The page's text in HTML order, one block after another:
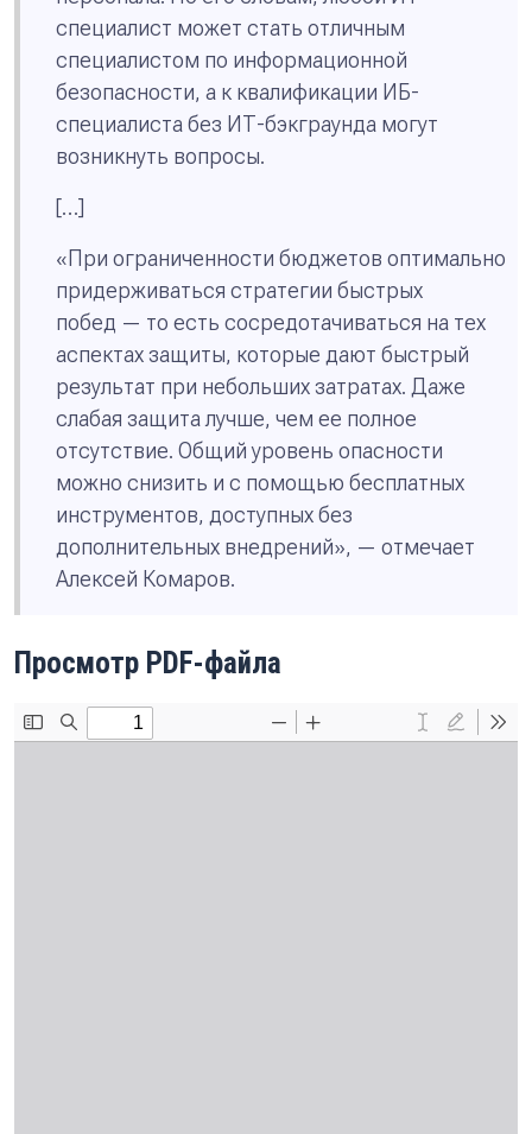
специалист может стать отличным
специалистом по информационной
безопасности, а к квалификации ИБ-
специалиста без ИТ-бэкграунда могут
возникнуть вопросы.
[…]
«При ограниченности бюджетов оптимально
придерживаться стратегии быстрых
побед — то есть сосредотачиваться на тех
аспектах защиты, которые дают быстрый
результат при небольших затратах. Даже
слабая защита лучше, чем ее полное
отсутствие. Общий уровень опасности
можно снизить и с помощью бесплатных
инструментов, доступных без
дополнительных внедрений», — отмечает
Алексей Комаров.
Просмотр PDF-файла